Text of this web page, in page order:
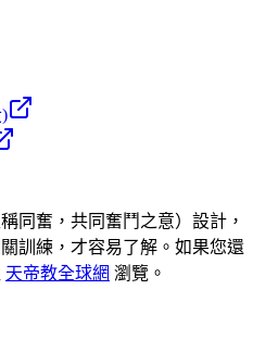
同奮，共同奮鬥之意）設計，
訓練，才容易了解。如果您還
天帝教全球網 瀏覽。